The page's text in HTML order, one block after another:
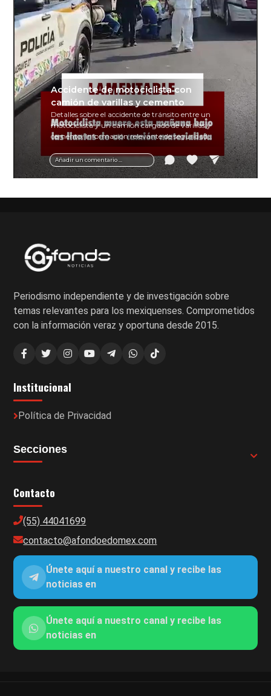
Añadir un comentario ...
Accidente de motociclista con
camión de varillas y cemento
Detalles sobre el accidente de tránsito entre un
motociclista y un camión cargado de varillas y
cemento. Información relevante de seguridad
vial y recomendaciones para motociclistas.
Periodismo independiente y de investigación sobre
temas relevantes para los mexiquenses. Comprometidos
con la información veraz y oportuna desde 2015.
Institucional
Política de Privacidad
Secciones
Contacto
(55) 44041699
contacto@afondoedomex.com
Únete aquí a nuestro canal y recibe las
noticias en
Únete aquí a nuestro canal y recibe las
noticias en